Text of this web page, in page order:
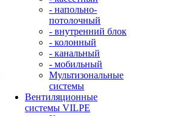
- напольно-
потолочный
- внутренний блок
- колонный
- канальный
- мобильный
Мультизональные
системы
Вентиляционные
системы VILPE